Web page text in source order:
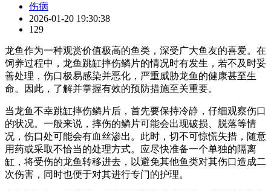
伤病
2026-01-20 19:30:38
129
龙鱼作为一种观赏价值极高的鱼类，深受广大鱼友的喜爱。在
饲养过程中，龙鱼跳缸摔伤鳞片的情况时有发生，若不及时妥
善处理，伤口极易感染并恶化，严重威胁龙鱼的健康甚至生
命。因此，了解并掌握有效的预防措施至关重要。
当龙鱼不幸跳缸摔伤鳞片后，首先要保持冷静，仔细观察伤口
的状况。一般来说，摔伤的鳞片可能会出现破损、脱落等情
况，伤口处可能会有血丝渗出。此时，切不可惊慌失措，随意
用药或采取不恰当的处理方式。应尽快准备一个单独的隔离
缸，将受伤的龙鱼转移进去，以避免其他鱼类对其伤口造成二
次伤害，同时也便于对其进行专门的护理。